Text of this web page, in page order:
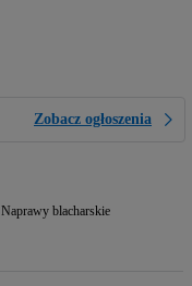
Zobacz ogłoszenia
Naprawy blacharskie